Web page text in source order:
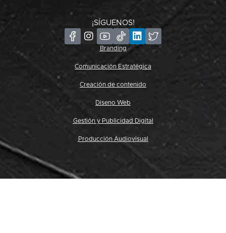
¡SÍGUENOS!
Branding
Comunicación Estratégica
Creación de contenido
Diseno Web
Gestión y Publicidad Digital
Producción Audiovisual